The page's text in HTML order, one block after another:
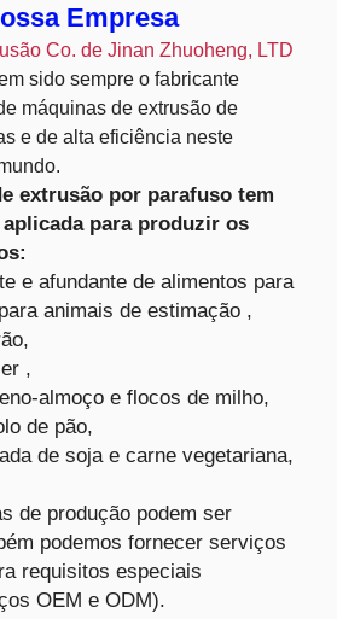
Empresa
Co. de Jinan Zhuoheng, LTD
sido sempre o fabricante
máquinas de extrusão de
e de alta eficiência neste
extrusão por parafuso tem
para produzir os
e afundante de alimentos para
animais de estimação ,
,
almoço e flocos de milho,
de pão,
de soja e carne vegetariana,
de produção podem ser
podemos fornecer serviços
requisitos especiais
OEM e ODM).